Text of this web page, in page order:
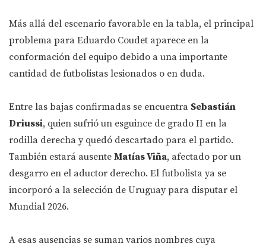
Más allá del escenario favorable en la tabla, el principal
problema para Eduardo Coudet aparece en la
conformación del equipo debido a una importante
cantidad de futbolistas lesionados o en duda.
Entre las bajas confirmadas se encuentra Sebastián
Driussi, quien sufrió un esguince de grado II en la
rodilla derecha y quedó descartado para el partido.
También estará ausente Matías Viña, afectado por un
desgarro en el aductor derecho. El futbolista ya se
incorporó a la selección de Uruguay para disputar el
Mundial 2026.
A esas ausencias se suman varios nombres cuya